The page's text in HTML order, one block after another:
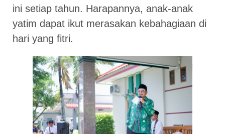
ini setiap tahun. Harapannya, anak-anak
yatim dapat ikut merasakan kebahagiaan di
hari yang fitri.